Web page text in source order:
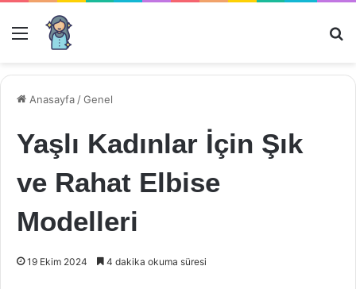
Menü
Anasayfa /Genel
Yaşlı Kadınlar İçin Şık
ve Rahat Elbise
Modelleri
19 Ekim 2024 4 dakika okuma süresi